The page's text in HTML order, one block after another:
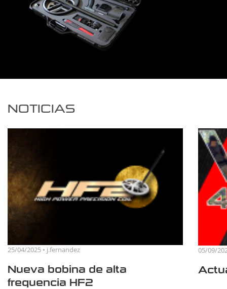
NOTICIAS
25/04/2025 • j.fernandez
Nueva bobina de alta
frequencia HF2
05/09/